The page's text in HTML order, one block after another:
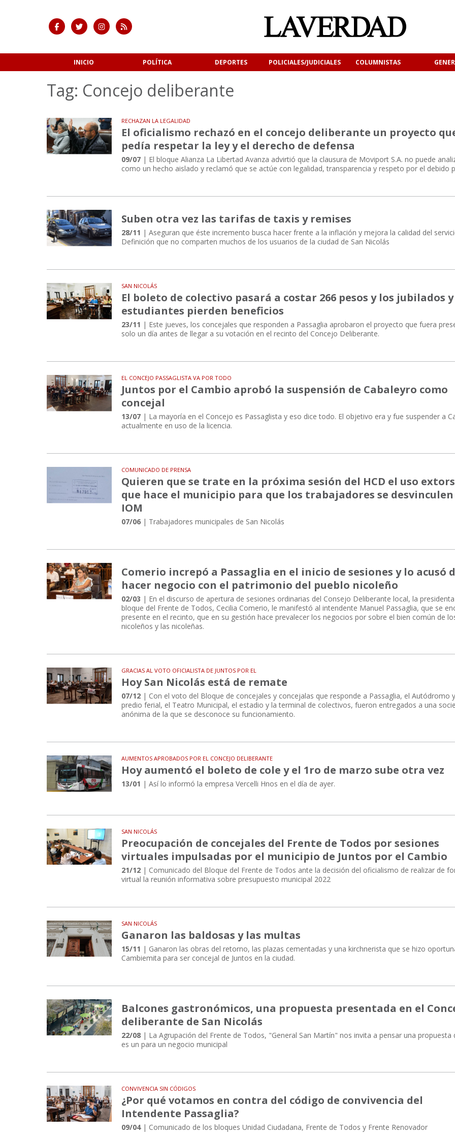
INICIO POLÍTICA DEPORTES POLICIALES/JUDICIALES COLUMNISTAS
Tag: Concejo deliberante
RECHAZAN LA LEGALIDAD
El oficialismo rechazó en el concejo deliberante un proyecto
pedía respetar la ley y el derecho de defensa
09/07 | El bloque Alianza La Libertad Avanza advirtió que la clausura de Moviport S.A. no puede
como un hecho aislado y reclamó que se actúe con legalidad, transparencia y respeto por el debido
Suben otra vez las tarifas de taxis y remises
28/11 | Aseguran que éste incremento busca hacer frente a la inflación y mejora la calidad del
Definición que no comparten muchos de los usuarios de la ciudad de San Nicolás
SAN NICOLÁS
El boleto de colectivo pasará a costar 266 pesos y los jubilados y
estudiantes pierden beneficios
23/11 | Este jueves, los concejales que responden a Passaglia aprobaron el proyecto que fuera
solo un día antes de llegar a su votación en el recinto del Concejo Deliberante.
EL CONCEJO PASSAGLISTA VA POR TODO
Juntos por el Cambio aprobó la suspensión de Cabaleyro como
concejal
13/07 | La mayoría en el Concejo es Passaglista y eso dice todo. El objetivo era y fue suspender a
actualmente en uso de la licencia.
COMUNICADO DE PRENSA
Quieren que se trate en la próxima sesión del HCD el uso
que hace el municipio para que los trabajadores se desvinculen
IOM
07/06 | Trabajadores municipales de San Nicolás
Comerio increpó a Passaglia en el inicio de sesiones y lo acusó
hacer negocio con el patrimonio del pueblo nicoleño
02/03 | En el discurso de apertura de sesiones ordinarias del Consejo Deliberante local, la
bloque del Frente de Todos, Cecilia Comerio, le manifestó al intendente Manuel Passaglia, que se
presente en el recinto, que en su gestión hace prevalecer los negocios por sobre el bien común de
nicoleños y las nicoleñas.
GRACIAS AL VOTO OFICIALISTA DE JUNTOS POR EL
Hoy San Nicolás está de remate
07/12 | Con el voto del Bloque de concejales y concejalas que responde a Passaglia, el Autódromo
predio ferial, el Teatro Municipal, el estadio y la terminal de colectivos, fueron entregados a una
anónima de la que se desconoce su funcionamiento.
AUMENTOS APROBADOS POR EL CONCEJO DELIBERANTE
Hoy aumentó el boleto de cole y el 1ro de marzo sube otra vez
13/01 | Así lo informó la empresa Vercelli Hnos en el día de ayer.
SAN NICOLÁS
Preocupación de concejales del Frente de Todos por sesiones
virtuales impulsadas por el municipio de Juntos por el Cambio
21/12 | Comunicado del Bloque del Frente de Todos ante la decisión del oficialismo de realizar de
virtual la reunión informativa sobre presupuesto municipal 2022
SAN NICOLÁS
Ganaron las baldosas y las multas
15/11 | Ganaron las obras del retorno, las plazas cementadas y una kirchnerista que se hizo
Cambiemita para ser concejal de Juntos en la ciudad.
Balcones gastronómicos, una propuesta presentada en el
deliberante de San Nicolás
22/08 | La Agrupación del Frente de Todos, "General San Martín" nos invita a pensar una propuesta
es un para un negocio municipal
CONVIVENCIA SIN CÓDIGOS
¿Por qué votamos en contra del código de convivencia del
Intendente Passaglia?
09/04| Comunicado de los bloques Unidad Ciudadana, Frente de Todos y Frente Renovador